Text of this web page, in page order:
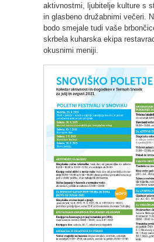
aktivnostmi, ljubitelje kulture s
in glasbeno družabnimi večeri.
bodo smejale tudi vaše
skrbela kuharska ekipa
okusnimi meniji.